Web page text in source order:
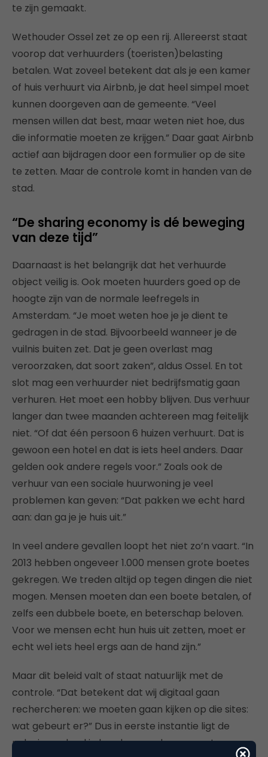
te zijn gemaakt.
Wethouder Ossel zet ze op een rij. Allereerst staat
voorop dat verhuurders (toeristen)belasting
betalen. Wat zoveel betekent dat als je een kamer
of huis verhuurt via Airbnb, je dat heel simpel moet
kunnen doorgeven aan de gemeente. “Veel
mensen willen dat best, maar weten niet hoe, dus
die informatie moeten ze krijgen.” Daar gaat Airbnb
actief aan bijdragen door een formulier op de site
te zetten. Maar de controle komt in handen van de
stad.
“De sharing economy is dé beweging
van deze tijd”
Daarnaast is het belangrijk dat het verhuurde
object veilig is. Ook moeten huurders goed op de
hoogte zijn van de normale leefregels in
Amsterdam. “Je moet weten hoe je je dient te
gedragen in de stad. Bijvoorbeeld wanneer je de
vuilnis buiten zet. Dat je geen overlast mag
veroorzaken, dat soort zaken”, aldus Ossel. En tot
slot mag een verhuurder niet bedrijfsmatig gaan
verhuren. Het moet een hobby blijven. Dus verhuur
langer dan twee maanden achtereen mag feitelijk
niet. “Of dat één persoon 6 huizen verhuurt. Dat is
gewoon een hotel en dat is iets heel anders. Daar
gelden ook andere regels voor.” Zoals ook de
verhuur van een sociale huurwoning je veel
problemen kan geven: “Dat pakken we echt hard
aan: dan ga je je huis uit.”
In veel andere gevallen loopt het niet zo’n vaart. “In
2013 hebben ongeveer 1.000 mensen grote boetes
gekregen. We treden altijd op tegen dingen die niet
mogen. Mensen moeten dan een boete betalen, of
zelfs een dubbele boete, en beterschap beloven.
Voor we mensen echt hun huis uit zetten, moet er
echt wel iets heel ergs aan de hand zijn.”
Maar dit beleid valt of staat natuurlijk met de
controle. “Dat betekent dat wij digitaal gaan
rechercheren: we moeten gaan kijken op die sites:
wat gebeurt er?” Dus in eerste instantie ligt de
naleving geheel in handen van de gemeente